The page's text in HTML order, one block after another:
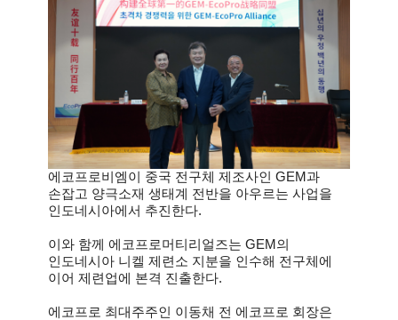
에코프로비엠이 중국 전구체 제조사인 GEM과
손잡고 양극소재 생태계 전반을 아우르는 사업을
인도네시아에서 추진한다.
이와 함께 에코프로머티리얼즈는 GEM의
인도네시아 니켈 제련소 지분을 인수해 전구체에
이어 제련업에 본격 진출한다.
에코프로 최대주주인 이동채 전 에코프로 회장은